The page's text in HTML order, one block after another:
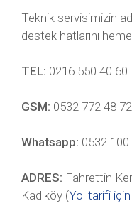
Teknik servisimizin
destek hatlarını
TEL: 0216 550 40 60
GSM: 0532 772 48 72
Whatsapp: 0532
ADRES: Fahrettin
Kadıköy (Yol tarifi için